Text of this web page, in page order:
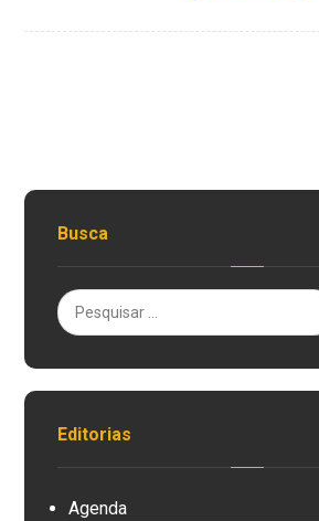
Busca
Editorias
Agenda